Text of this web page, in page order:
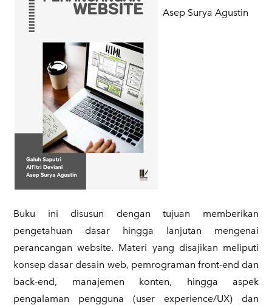
Asep Surya Agustin
​Buku ini disusun dengan tujuan memberikan
pengetahuan dasar hingga lanjutan mengenai
perancangan website. Materi yang disajikan meliputi
konsep dasar desain web, pemrograman front-end dan
back-end, manajemen konten, hingga aspek
pengalaman pengguna (user experience/UX) dan